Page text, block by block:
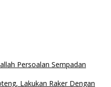
Persoalan Sempadan
Lakukan Raker Dengan